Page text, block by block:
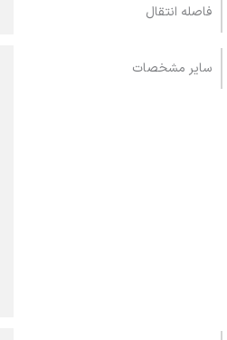
فاصله انتقال
سایر مشخصات